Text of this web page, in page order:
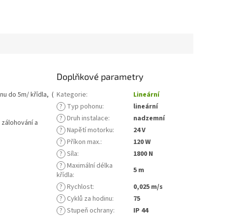
do 5m/ křídla, (
a
Doplňkové parametry
Kategorie:
Lineární
? Typ pohonu:
lineární
? Druh instalace:
nadzemní
? Napětí motorku:
24 V
? Příkon max.:
120 W
? Síla:
1800 N
? Maximální délka
křídla:
5 m
? Rychlost:
0,025 m/s
? Cyklů za hodinu:
75
? Stupeň ochrany:
IP 44